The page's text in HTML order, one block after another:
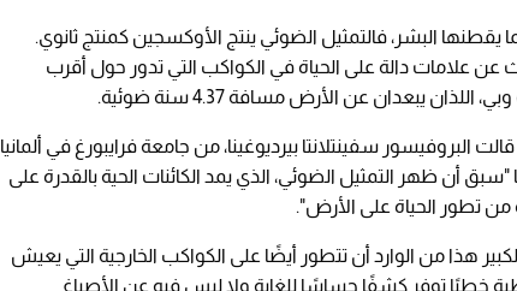
يقطنها البشر، فالتمثيل الضوئي ينتج الأوكسجين كمنتج ثانوي.
عن علامات دالة على الحياة في الكواكب التي تدور حول أقرب
يبعدان عن الأرض مسافة 4.37 سنة ضوئية.
البروفيسور سفينتلانتا بيرديوغينا، من جامعة فرايبورغ في ألمانيا
"سبق أن ظهر التمثيل الضوئي، الذي يمد الكائنات الحية بالقدرة على
تطور الحياة على الأرض".
هذا من الوارد أن تتطور أيضًا على الكواكب الخارجية التي يعيش
خطيًا توفر كشفًا حساسًا للغاية ولا لبس فيه عن الأصباغ